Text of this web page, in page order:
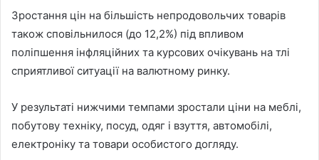
Зростання цін на більшість непродовольчих товарів
також сповільнилося (до 12,2%) під впливом
поліпшення інфляційних та курсових очікувань на тлі
сприятливої ситуації на валютному ринку.
У результаті нижчими темпами зростали ціни на меблі,
побутову техніку, посуд, одяг і взуття, автомобілі,
електроніку та товари особистого догляду.